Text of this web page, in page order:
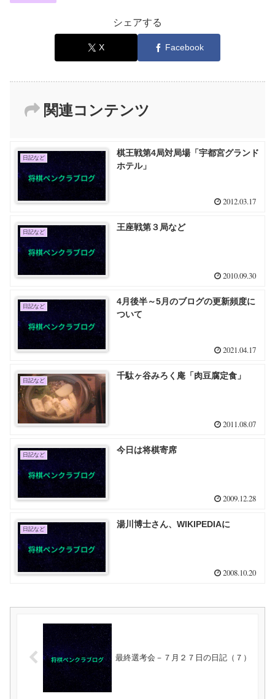
シェアする
X Facebook
関連コンテンツ
日記など
棋王戦第4局対局場「宇都宮グランド
ホテル」
2012.03.17
日記など 王座戦第３局など
2010.09.30
日記など
4月後半～5月のブログの更新頻度に
ついて
2021.04.17
日記など 千駄ヶ谷みろく庵「肉豆腐定食」
2011.08.07
日記など 今日は将棋寄席
2009.12.28
日記など 湯川博士さん、WIKIPEDIAに
2008.10.20
最終選考会－７月２７日の日記（７）